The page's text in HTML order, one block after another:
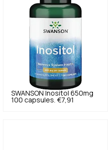
SWANSON Inositol 650mg
100 capsules. €7,91